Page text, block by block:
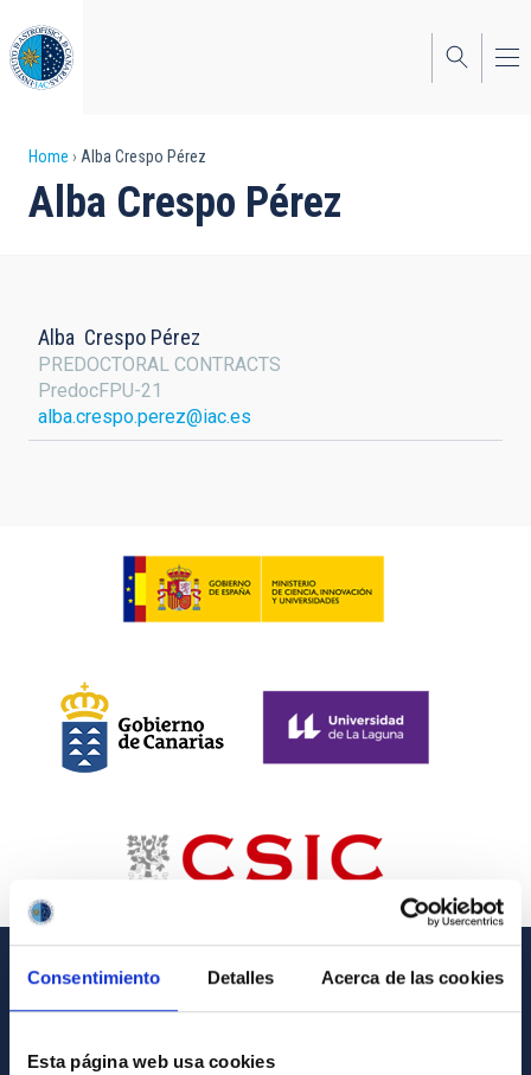
Consentimiento Detalles Acerca de las cookies
Esta página web usa cookies
to
main
content
Breadcrumb
Home Alba Crespo Pérez
Alba Crespo Pérez
Alba Crespo Pérez
PREDOCTORAL CONTRACTS
PredocFPU-21
alba.crespo.perez@iac.es